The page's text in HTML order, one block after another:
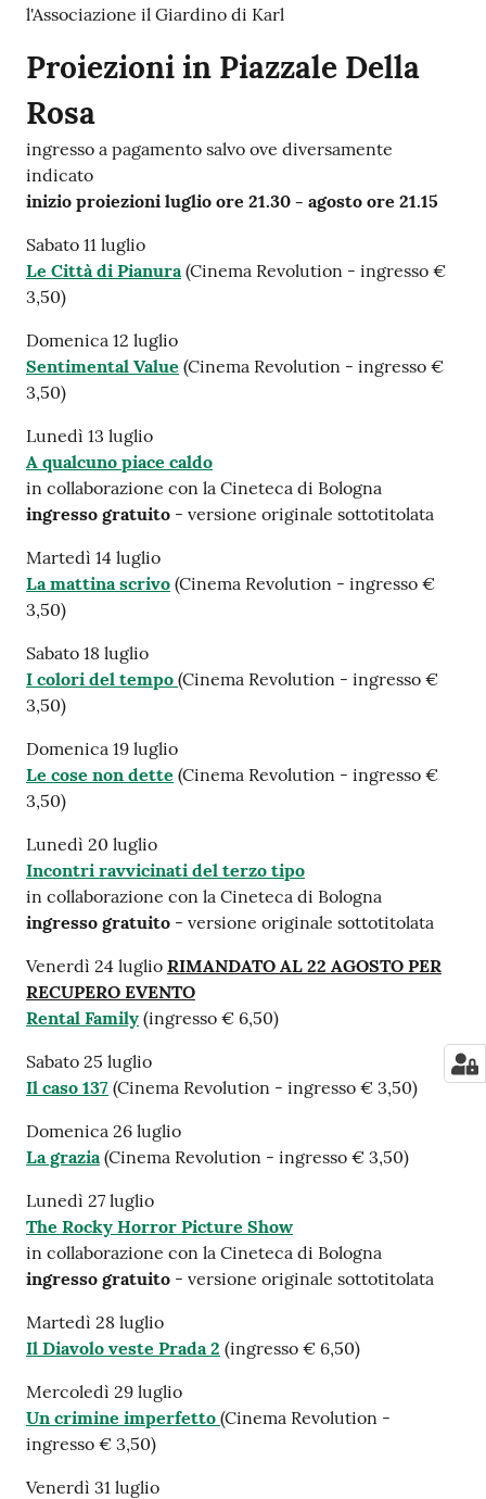
l'Associazione il Giardino di Karl
Proiezioni in Piazzale Della
Rosa
ingresso a pagamento salvo ove diversamente
indicato
inizio proiezioni luglio ore 21.30 - agosto ore 21.15
Sabato 11 luglio
Le Città di Pianura (Cinema Revolution - ingresso €
3,50)
Domenica 12 luglio
Sentimental Value (Cinema Revolution - ingresso €
3,50)
Lunedì 13 luglio
A qualcuno piace caldo
in collaborazione con la Cineteca di Bologna
ingresso gratuito - versione originale sottotitolata
Martedì 14 luglio
La mattina scrivo (Cinema Revolution - ingresso €
3,50)
Sabato 18 luglio
I colori del tempo (Cinema Revolution - ingresso €
3,50)
Domenica 19 luglio
Le cose non dette (Cinema Revolution - ingresso €
3,50)
Lunedì 20 luglio
Incontri ravvicinati del terzo tipo
in collaborazione con la Cineteca di Bologna
ingresso gratuito - versione originale sottotitolata
Venerdì 24 luglio RIMANDATO AL 22 AGOSTO PER
RECUPERO EVENTO
Rental Family (ingresso € 6,50)
Sabato 25 luglio
Il caso 137 (Cinema Revolution - ingresso € 3,50)
Domenica 26 luglio
La grazia (Cinema Revolution - ingresso € 3,50)
Lunedì 27 luglio
The Rocky Horror Picture Show
in collaborazione con la Cineteca di Bologna
ingresso gratuito - versione originale sottotitolata
Martedì 28 luglio
Il Diavolo veste Prada 2 (ingresso € 6,50)
Mercoledì 29 luglio
Un crimine imperfetto (Cinema Revolution -
ingresso € 3,50)
Venerdì 31 luglio